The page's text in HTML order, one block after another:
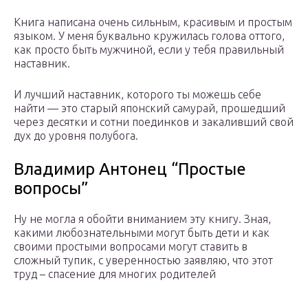
Книга написана очень сильным, красивым и простым
языком. У меня буквально кружилась голова оттого,
как просто быть мужчиной, если у тебя правильный
наставник.
И лучший наставник, которого ты можешь себе
найти — это старый японский самурай, прошедший
через десятки и сотни поединков и закаливший свой
дух до уровня полубога.
Владимир Антонец “Простые
вопросы”
Ну не могла я обойти вниманием эту книгу. Зная,
какими любознательными могут быть дети и как
своими простыми вопросами могут ставить в
сложный тупик, с уверенностью заявляю, что этот
труд – спасение для многих родителей